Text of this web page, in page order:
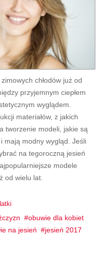
chłodów już od
przyjemnym ciepłem
wyglądem.
materiałów, z jakich
tworzenie modeli, jakie są
mają modny wygląd. Jeśli
na tegoroczną jesień
modele
od wielu lat.
obuwie dla kobiet
na jesień
jesień 2017